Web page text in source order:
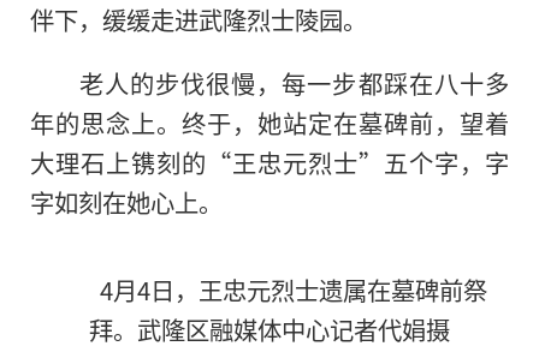
伴下，缓缓走进武隆烈士陵园。
老人的步伐很慢，每一步都踩在八十多
年的思念上。终于，她站定在墓碑前，望着
大理石上镌刻的“王忠元烈士”五个字，字
字如刻在她心上。
4月4日，王忠元烈士遗属在墓碑前祭
拜。武隆区融媒体中心记者代娟摄